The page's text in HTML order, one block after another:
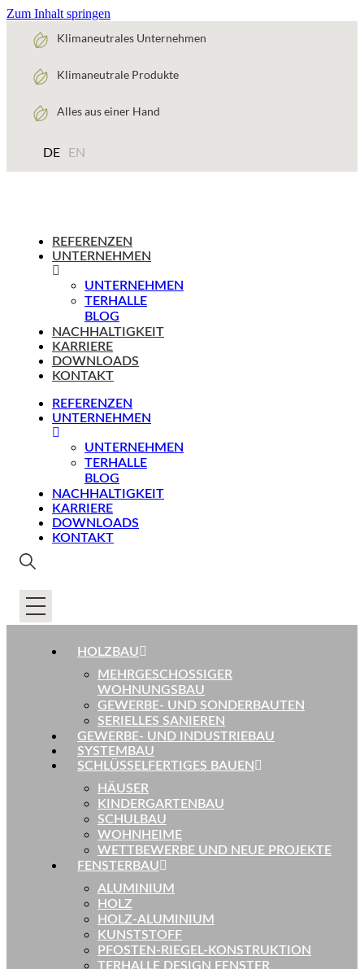
Zum Inhalt springen
Klimaneutrales Unternehmen
Klimaneutrale Produkte
Alles aus einer Hand
DE EN
REFERENZEN
UNTERNEHMEN
UNTERNEHMEN
TERHALLE
BLOG
NACHHALTIGKEIT
KARRIERE
DOWNLOADS
KONTAKT
REFERENZEN
UNTERNEHMEN
UNTERNEHMEN
TERHALLE
BLOG
NACHHALTIGKEIT
KARRIERE
DOWNLOADS
KONTAKT
HOLZBAU
MEHRGESCHOSSIGER
WOHNUNGSBAU
GEWERBE- UND SONDERBAUTEN
SERIELLES SANIEREN
GEWERBE- UND INDUSTRIEBAU
SYSTEMBAU
SCHLÜSSELFERTIGES BAUEN
HÄUSER
KINDERGARTENBAU
SCHULBAU
WOHNHEIME
WETTBEWERBE UND NEUE PROJEKTE
FENSTERBAU
ALUMINIUM
HOLZ
HOLZ-ALUMINIUM
KUNSTSTOFF
PFOSTEN-RIEGEL-KONSTRUKTION
TERHALLE DESIGN FENSTER